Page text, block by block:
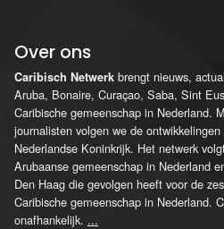
Over ons
Caribisch Netwerk brengt nieuws,
Aruba, Bonaire, Curaçao, Saba, Sint
Caribische gemeenschap in Nederland.
journalisten volgen we de
Nederlandse Koninkrijk. Het netwerk
Arubaanse gemeenschap in Nederland
Den Haag die gevolgen heeft voor de
Caribische gemeenschap in Nederland.
onafhankelijk. ...